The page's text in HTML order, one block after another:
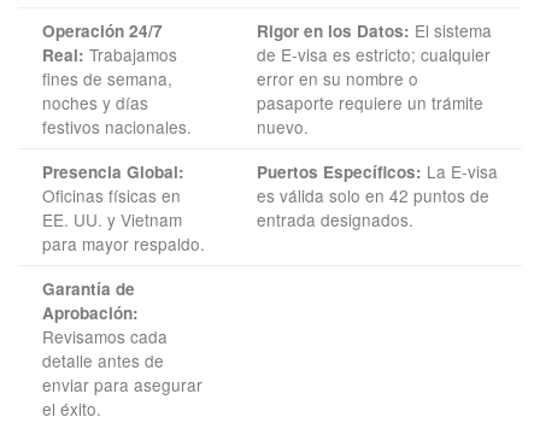
Operación 24/7
Real: Trabajamos
fines de semana,
noches y días
festivos nacionales.
Rigor en los Datos: El sistema
de E-visa es estricto; cualquier
error en su nombre o
pasaporte requiere un trámite
nuevo.
Presencia Global:
Oficinas físicas en
EE. UU. y Vietnam
para mayor respaldo.
Puertos Específicos: La E-visa
es válida solo en 42 puntos de
entrada designados.
Garantía de
Aprobación:
Revisamos cada
detalle antes de
enviar para asegurar
el éxito.